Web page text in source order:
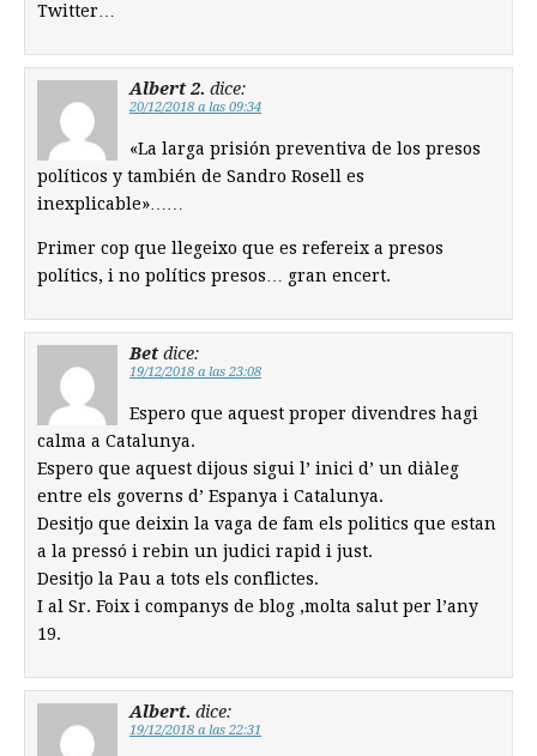
Twitter…
Albert 2. dice:
20/12/2018 a las 09:34
«La larga prisión ­preventiva de los presos
políticos y también de Sandro Rosell es
inexplicable»……
Primer cop que llegeixo que es refereix a presos
polítics, i no polítics presos… gran encert.
Bet dice:
19/12/2018 a las 23:08
Espero que aquest proper divendres hagi
calma a Catalunya.
Espero que aquest dijous sigui l’ inici d’ un diàleg
entre els governs d’ Espanya i Catalunya.
Desitjo que deixin la vaga de fam els politics que estan
a la pressó i rebin un judici rapid i just.
Desitjo la Pau a tots els conflictes.
I al Sr. Foix i companys de blog ,molta salut per l’any
19.
Albert. dice:
19/12/2018 a las 22:31